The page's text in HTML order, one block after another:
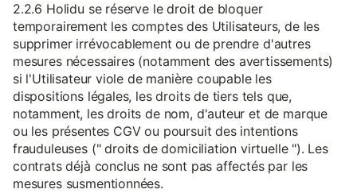
2.2.6 Holidu se réserve le droit de bloquer
temporairement les comptes des Utilisateurs, de les
supprimer irrévocablement ou de prendre d'autres
mesures nécessaires (notamment des avertissements)
si l'Utilisateur viole de manière coupable les
dispositions légales, les droits de tiers tels que,
notamment, les droits de nom, d'auteur et de marque
ou les présentes CGV ou poursuit des intentions
frauduleuses (" droits de domiciliation virtuelle "). Les
contrats déjà conclus ne sont pas affectés par les
mesures susmentionnées.